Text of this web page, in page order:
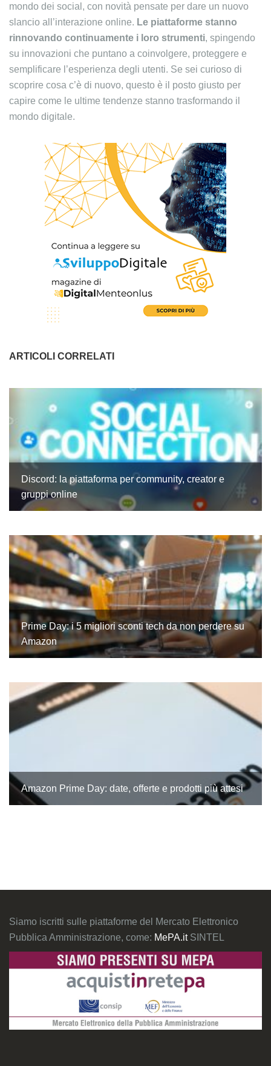
mondo dei social, con novità pensate per dare un nuovo
slancio all’interazione online. Le piattaforme stanno
rinnovando continuamente i loro strumenti, spingendo
su innovazioni che puntano a coinvolgere, proteggere e
semplificare l’esperienza degli utenti. Se sei curioso di
scoprire cosa c’è di nuovo, questo è il posto giusto per
capire come le ultime tendenze stanno trasformando il
mondo digitale.
ARTICOLI CORRELATI
Discord: la piattaforma per community, creator e
gruppi online
Prime Day: i 5 migliori sconti tech da non perdere su
Amazon
Amazon Prime Day: date, offerte e prodotti più attesi
Siamo iscritti sulle piattaforme del Mercato Elettronico
Pubblica Amministrazione, come: MePA.it SINTEL